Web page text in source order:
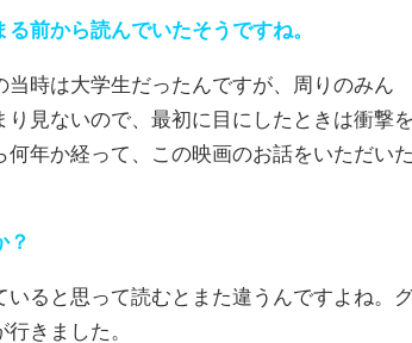
前から読んでいたそうですね。
時は大学生だったんですが、周りのみん
見ないので、最初に目にしたときは衝撃
年か経って、この映画のお話をいただい
？
ると思って読むとまた違うんですよね。
きました。